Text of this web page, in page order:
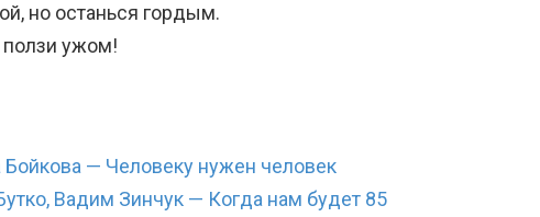
но останься гордым.
ужом!
— Человеку нужен человек
Вадим Зинчук — Когда нам будет 85